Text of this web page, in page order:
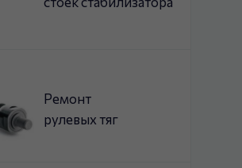
Ремонт
рулевых тяг